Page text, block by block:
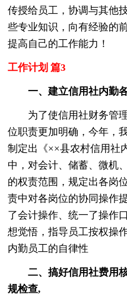
传授给员工，协调与其他
些专业知识，向有经验的
提高自己的工作能力！
工作计划 篇3
一、建立信用社内勤
为了使信用社财务管理
位职责更加明确，今年，
制定出《××县农村信用社
中，对会计、储蓄、微机
的权责范围，规定出各岗
责中对各岗位的协同操作
了会计操作、统一了操作
想觉悟，指导员工按权操
内勤员工的自律性
二、搞好信用社费用核
规检查,